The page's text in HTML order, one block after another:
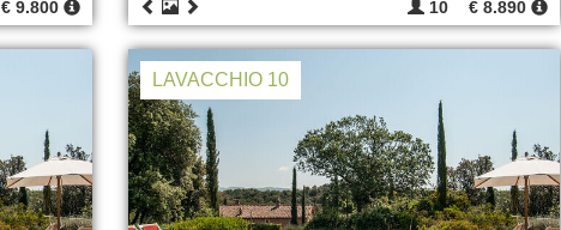
€ 9.800 10 € 8.890
LAVACCHIO 10